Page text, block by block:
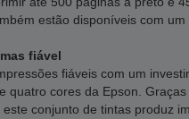
estão disponíveis com
fiável
fiáveis com um
quatro cores da Epson.
este conjunto de tintas produz